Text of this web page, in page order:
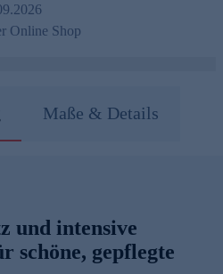
Online Shop
Maße & Details
und intensive
schöne, gepflegte